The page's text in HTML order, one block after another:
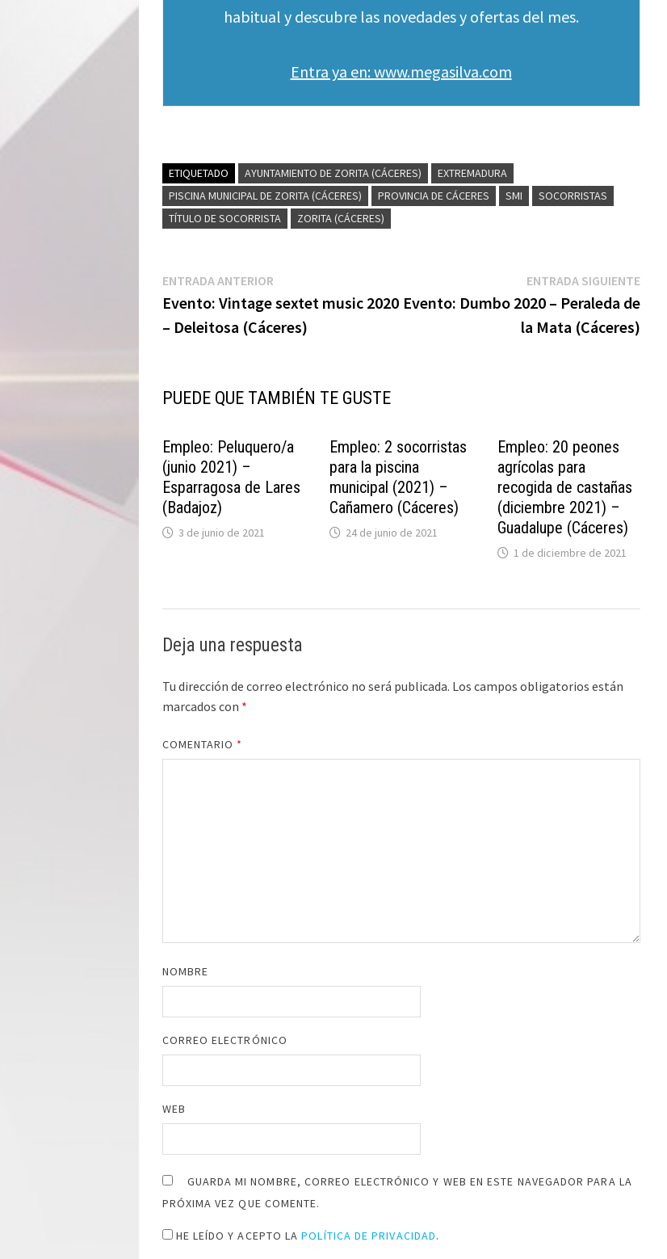
habitual y descubre las novedades y ofertas del mes.
Entra ya en: www.megasilva.com
ETIQUETADO AYUNTAMIENTO DE ZORITA (CÁCERES)
EXTREMADURA
PISCINA MUNICIPAL DE ZORITA (CÁCERES)
PROVINCIA DE CÁCERES SMI
SOCORRISTAS
TÍTULO DE SOCORRISTA
ZORITA (CÁCERES)
Navegación
de
entradas
ENTRADA ANTERIOREntrada
anterior:
Evento: Vintage sextet music 2020
– Deleitosa (Cáceres)
ENTRADA SIGUIENTE
Evento: Dumbo 2020 – Peraleda de
la Mata (Cáceres)
PUEDE QUE TAMBIÉN TE GUSTE
Empleo: Peluquero/a
(junio 2021) –
Esparragosa de Lares
(Badajoz)
3 de junio de 2021
Empleo: 2 socorristas
para la piscina
municipal (2021) –
Cañamero (Cáceres)
24 de junio de 2021
Empleo: 20 peones
agrícolas para
recogida de castañas
(diciembre 2021) –
Guadalupe (Cáceres)
1 de diciembre de 2021
Deja una respuesta
Tu dirección de correo electrónico no será publicada. Los campos obligatorios están
marcados con *
COMENTARIO *
NOMBRE
CORREO ELECTRÓNICO
WEB
GUARDA MI NOMBRE, CORREO ELECTRÓNICO Y WEB EN ESTE NAVEGADOR PARA LA
PRÓXIMA VEZ QUE COMENTE.
HE LEÍDO Y ACEPTO LAPOLÍTICA DE PRIVACIDAD.